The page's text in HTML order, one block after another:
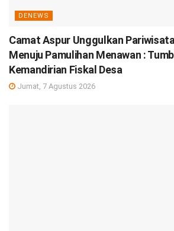
DENEWS
Camat Aspur Unggulkan
Menuju Pamulihan Menawan :
Kemandirian Fiskal Desa
Jumat, 7 Agustus 2026